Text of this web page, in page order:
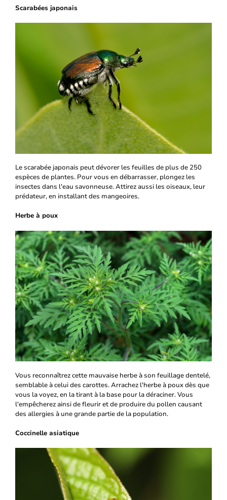
Scarabées japonais
Le scarabée japonais peut dévorer les feuilles de plus de 250
espèces de plantes. Pour vous en débarrasser, plongez les
insectes dans l'eau savonneuse. Attirez aussi les oiseaux, leur
prédateur, en installant des mangeoires.
Herbe à poux
Vous reconnaîtrez cette mauvaise herbe à son feuillage dentelé,
semblable à celui des carottes. Arrachez l'herbe à poux dès que
vous la voyez, en la tirant à la base pour la déraciner. Vous
l'empêcherez ainsi de fleurir et de produire du pollen causant
des allergies à une grande partie de la population.
Coccinelle asiatique